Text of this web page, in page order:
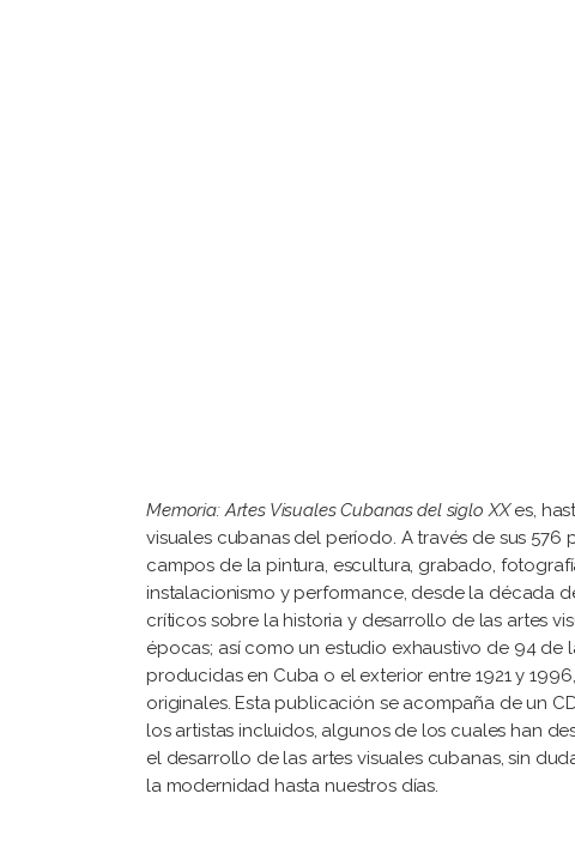
Memoria: Artes Visuales Cubanas del siglo XXes,
visuales cubanas del período. A través de sus
campos de la pintura, escultura, grabado,
instalacionismo y performance, desde la década
críticos sobre la historia y desarrollo de las artes
épocas; así como un estudio exhaustivo de 94
producidas en Cuba o el exterior entre 1921 y
originales. Esta publicación se acompaña de un
los artistas incluidos, algunos de los cuales han
el desarrollo de las artes visuales cubanas, sin
la modernidad hasta nuestros días.